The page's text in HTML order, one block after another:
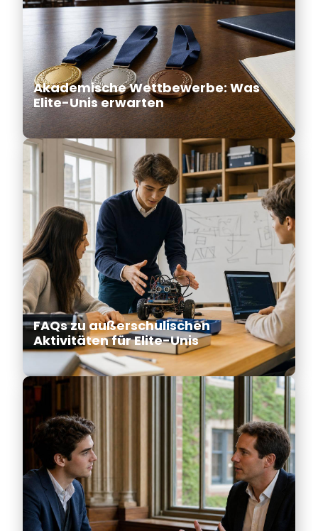
Akademische Wettbewerbe: Was
Elite-Unis erwarten
FAQs zu außerschulischen
Aktivitäten für Elite-Unis